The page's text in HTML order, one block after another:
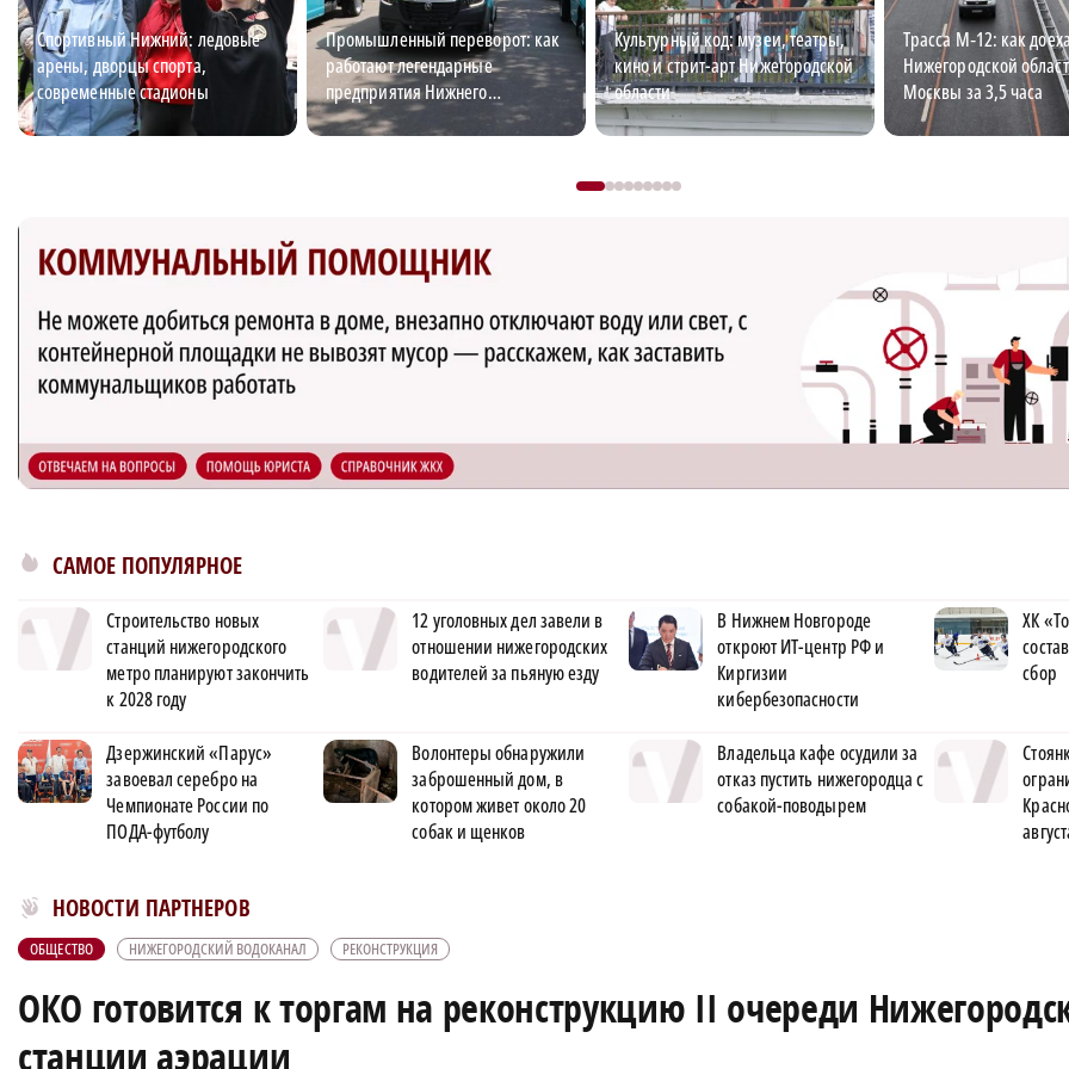
Спортивный Нижний: ледовые
арены, дворцы спорта,
современные стадионы
Промышленный переворот: как
работают легендарные
предприятия Нижнего
Новгорода
Культурный код: музеи, театры,
кино и стрит-арт Нижегородской
области
Трасса М‑12: как
Нижегородской
Москвы за 3,5 часа
САМОЕ ПОПУЛЯРНОЕ
Строительство новых
станций нижегородского
метро планируют закончить
к 2028 году
12 уголовных дел завели в
отношении нижегородских
водителей за пьяную езду
В Нижнем Новгороде
откроют ИТ-центр РФ и
Киргизии
кибербезопасности
ХК
сбор
Дзержинский «Парус»
завоевал серебро на
Чемпионате России по
ПОДА-футболу
Волонтеры обнаружили
заброшенный дом, в
котором живет около 20
собак и щенков
Владельца кафе осудили за
отказ пустить нижегородца с
собакой-поводырем
НОВОСТИ ПАРТНЕРОВ
Новости МирТесен
ОБЩЕСТВО НИЖЕГОРОДСКИЙ ВОДОКАНАЛ РЕКОНСТРУКЦИЯ
ОКО готовится к торгам на реконструкцию II очереди
станции аэрации